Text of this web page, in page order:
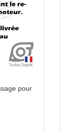
pour